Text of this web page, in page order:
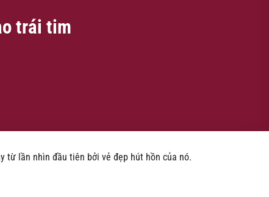
trái tim
từ lần nhìn đầu tiên bởi vẻ đẹp hút hồn của nó.